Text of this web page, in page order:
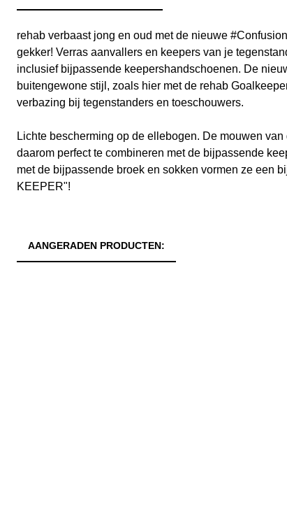
rehab verbaast jong en oud met de nieuwe
gekker! Verras aanvallers en keepers van je
inclusief bijpassende keepershandschoenen. De
buitengewone stijl, zoals hier met de rehab
verbazing bij tegenstanders en toeschouwers.
Lichte bescherming op de ellebogen. De mouwen
daarom perfect te combineren met de bijpassende
met de bijpassende broek en sokken vormen ze een
KEEPER"!
AANGERADEN PRODUCTEN: